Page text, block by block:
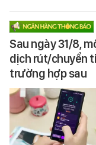
Sau ngày 31/8,
dịch rút/chuyển
trường hợp sau